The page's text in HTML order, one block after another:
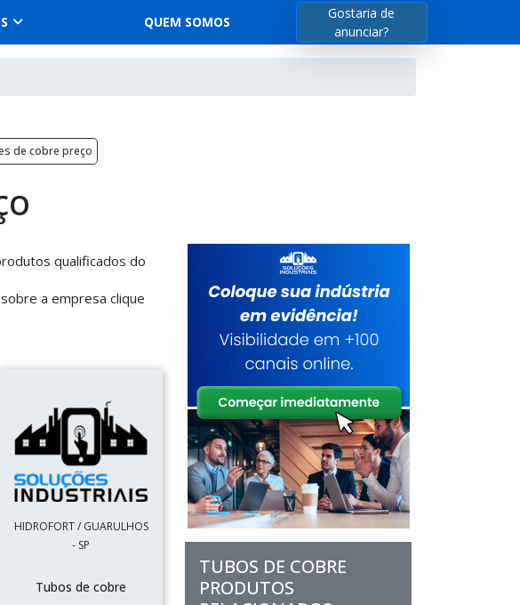
QUEM SOMOS
Gostaria de
anunciar?
de cobre preço
qualificados do
a empresa clique
HIDROFORT / GUARULHOS
- SP
Tubos de cobre
TUBOS DE COBRE
PRODUTOS